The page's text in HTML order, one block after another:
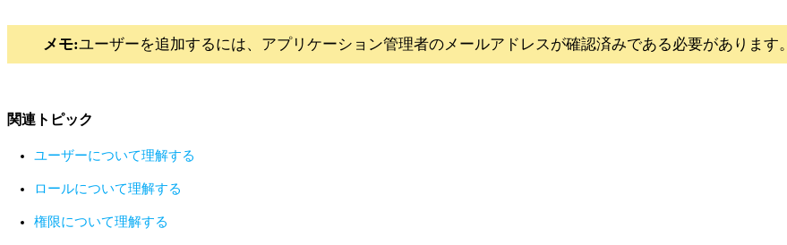
メモ:ユーザーを追加するには、アプリケーション管理者のメールアドレスが確認済みである必要があります。
関連トピック
ユーザーについて理解する
ロールについて理解する
権限について理解する